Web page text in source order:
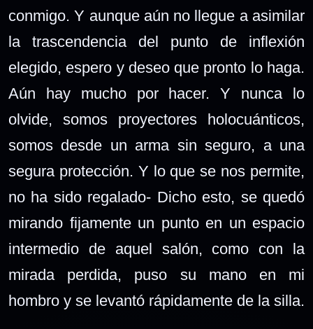
conmigo. Y aunque aún no llegue a asimilar
la trascendencia del punto de inflexión
elegido, espero y deseo que pronto lo haga.
Aún hay mucho por hacer. Y nunca lo
olvide, somos proyectores holocuánticos,
somos desde un arma sin seguro, a una
segura protección. Y lo que se nos permite,
no ha sido regalado- Dicho esto, se quedó
mirando fijamente un punto en un espacio
intermedio de aquel salón, como con la
mirada perdida, puso su mano en mi
hombro y se levantó rápidamente de la silla.